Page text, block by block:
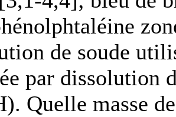
de soude
par dissolution
Quelle masse